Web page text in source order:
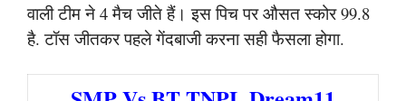
वाली टीम ने 4 मैच जीते हैं। इस पिच पर औसत स्कोर 99.8
है. टॉस जीतकर पहले गेंदबाजी करना सही फैसला होगा.